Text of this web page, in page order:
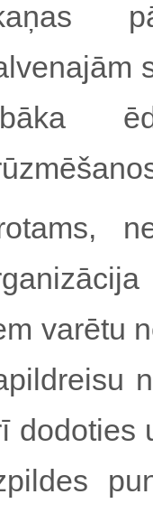
varētu
dodoties